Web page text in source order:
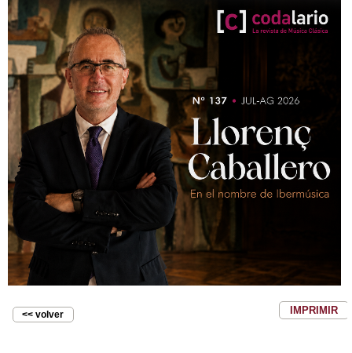
<< volver IMPRIMIR